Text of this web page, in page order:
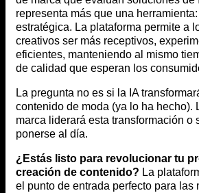
representa más que una
estratégica. La plataforma permite a
creativos ser más receptivos,
eficientes, manteniendo al mismo
de calidad que esperan los
La pregunta no es si la IA
contenido de moda (ya lo ha hecho).
marca liderará esta transformación o
ponerse al día.
¿Estás listo para revolucionar tu
creación de contenido? La
el punto de entrada perfecto para las